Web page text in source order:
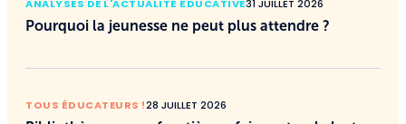
ANALYSES DE L'ACTUALITÉ ÉDUCATIVE31 JUILLET 2026
Pourquoi la jeunesse ne peut plus attendre ?
TOUS ÉDUCATEURS !28 JUILLET 2026